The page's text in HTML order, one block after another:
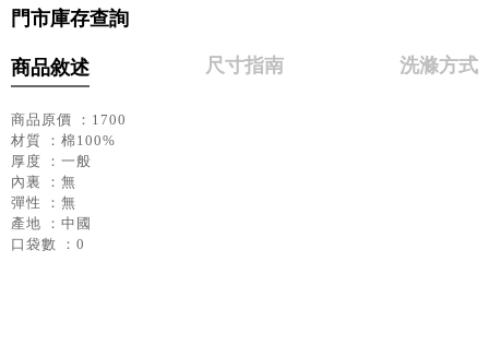
門市庫存查詢
商品敘述 尺寸指南 洗滌方式
商品原價 ：1700
材質 ：棉100%
厚度 ：一般
內裏 ：無
彈性 ：無
產地 ：中國
口袋數 ：0